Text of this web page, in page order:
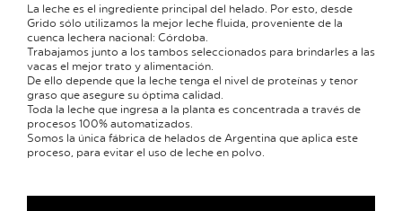
La leche es el ingrediente principal del helado. Por esto, desde
Grido sólo utilizamos la mejor leche fluida, proveniente de la
cuenca lechera nacional: Córdoba.
Trabajamos junto a los tambos seleccionados para brindarles a las
vacas el mejor trato y alimentación.
De ello depende que la leche tenga el nivel de proteínas y tenor
graso que asegure su óptima calidad.
Toda la leche que ingresa a la planta es concentrada a través de
procesos 100% automatizados.
Somos la única fábrica de helados de Argentina que aplica este
proceso, para evitar el uso de leche en polvo.